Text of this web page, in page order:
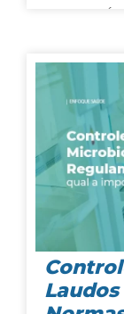
enorme